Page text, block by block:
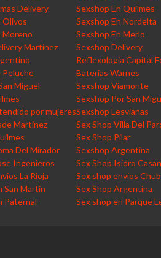
Delivery Sexshop En Quilmes
Olivos Sexshop En Nordelta
Moreno Sexshop En Merlo
Martinez Sexshop Delivery
Reflexologia Capital
Peluche Baterias Warnes
Miguel Sexshop Viamonte
Sexshop Por San
por mujeresSexshop Lesvianas
Martinez Sex Shop Villa Del
Sex Shop Pilar
Del Mirador Sexshop Argentina
Ingenieros Sex Shop Isidro
La Rioja Sex shop envios
San Martin Sex Shop Argentina
Paternal Sex shop en Parque